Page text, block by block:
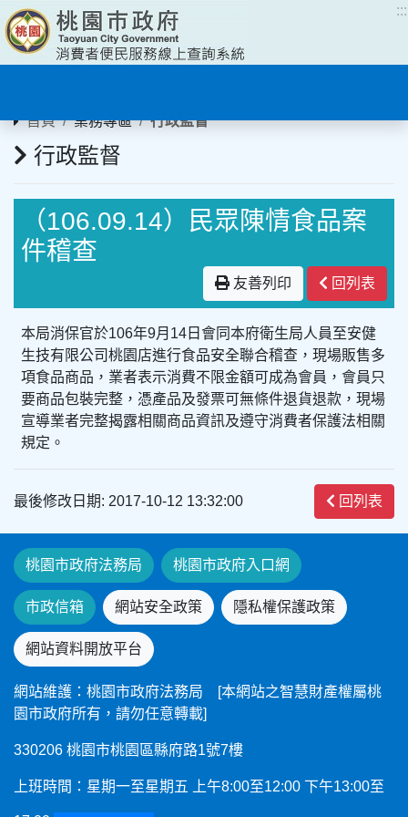
:::
首頁 業務專區 行政監督
行政監督
（106.09.14）民眾陳情食品案
件稽查
友善列印 回列表
本局消保官於106年9月14日會同本府衛生局人員至安健
生技有限公司桃園店進行食品安全聯合稽查，現場販售多
項食品商品，業者表示消費不限金額可成為會員，會員只
要商品包裝完整，憑產品及發票可無條件退貨退款，現場
宣導業者完整揭露相關商品資訊及遵守消費者保護法相關
規定。
最後修改日期: 2017-10-12 13:32:00 回列表
桃園市政府法務局 桃園市政府入口網
市政信箱 網站安全政策 隱私權保護政策
網站資料開放平台
網站維護：桃園市政府法務局 [本網站之智慧財產權屬桃
園市政府所有，請勿任意轉載]
330206 桃園市桃園區縣府路1號7樓
上班時間：星期一至星期五 上午8:00至12:00 下午13:00至